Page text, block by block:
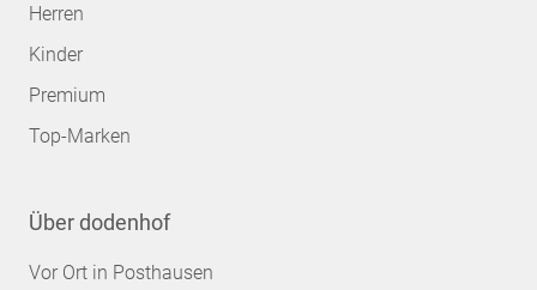
Herren
Kinder
Premium
Top-Marken
Über dodenhof
Vor Ort in Posthausen